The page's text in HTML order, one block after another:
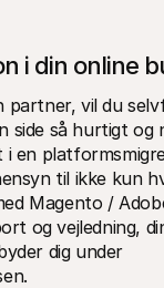
i din online
partner, vil du
side så hurtigt og
en
til ikke kun
Magento /
og vejledning,
dig under